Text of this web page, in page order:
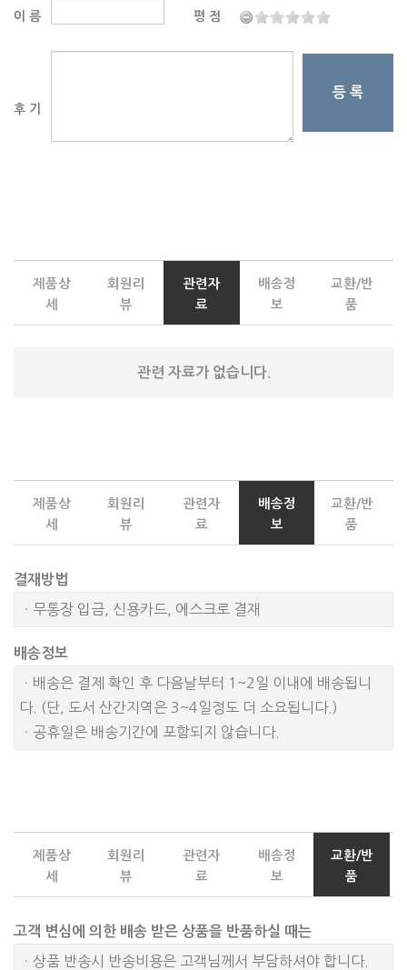
이 름 평 점
후 기
등 록
제품상
세
회원리
뷰
관련자
료
배송정
보
교환/반
품
관련 자료가 없습니다.
제품상
세
회원리
뷰
관련자
료
배송정
보
교환/반
품
결재방법
ㆍ무통장 입금, 신용카드, 에스크로 결재
배송정보
ㆍ배송은 결제 확인 후 다음날부터 1~2일 이내에 배송됩니
다. (단, 도서 산간지역은 3~4일정도 더 소요됩니다.)
ㆍ공휴일은 배송기간에 포함되지 않습니다.
제품상
세
회원리
뷰
관련자
료
배송정
보
교환/반
품
고객 변심에 의한 배송 받은 상품을 반품하실 때는
ㆍ상품 반송시 반송비용은 고객님께서 부담하셔야 합니다.